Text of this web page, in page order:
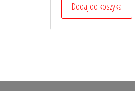
Dodaj do koszyka